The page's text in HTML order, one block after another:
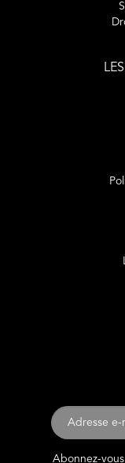
Abonnez-